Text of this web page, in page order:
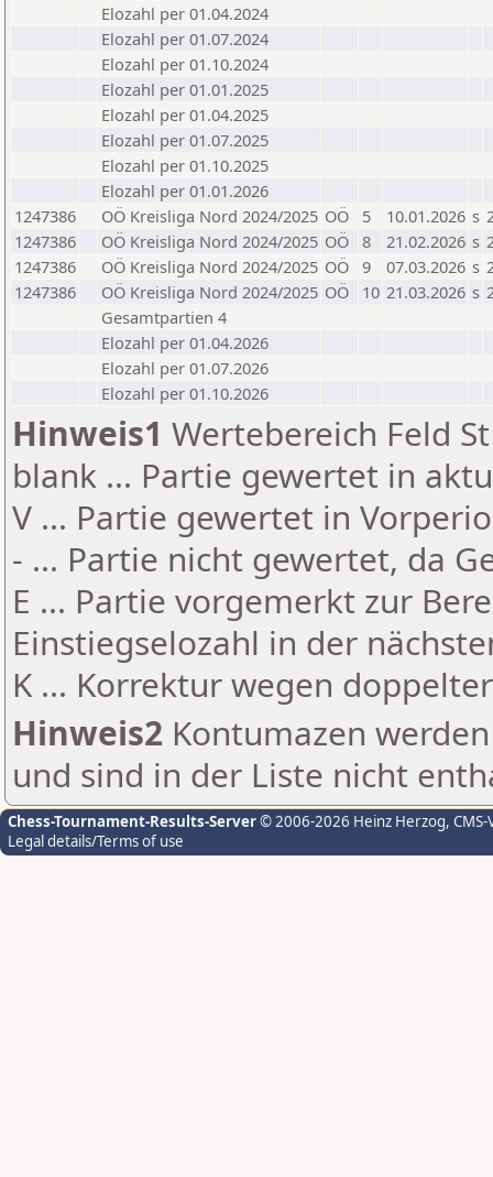
Elozahl per 01.04.2024
Elozahl per 01.07.2024
Elozahl per 01.10.2024
Elozahl per 01.01.2025
Elozahl per 01.04.2025
Elozahl per 01.07.2025
Elozahl per 01.10.2025
Elozahl per 01.01.2026
1247386
OÖ Kreisliga Nord 2024/2025 OÖ 5 10.01.2026 s
1247386
OÖ Kreisliga Nord 2024/2025 OÖ 8 21.02.2026 s
1247386
OÖ Kreisliga Nord 2024/2025 OÖ 9 07.03.2026 s
1247386
OÖ Kreisliga Nord 2024/2025 OÖ 10 21.03.2026 s
Gesamtpartien 4
Elozahl per 01.04.2026
Elozahl per 01.07.2026
Elozahl per 01.10.2026
Hinweis1 Wertebereich Feld
blank ... Partie gewertet in
V ... Partie gewertet in
- ... Partie nicht gewertet, da
E ... Partie vorgemerkt zur
Einstiegselozahl in der
K ... Korrektur wegen
Hinweis2 Kontumazen
und sind in der Liste nicht
Chess-Tournament-Results-Server© 2006-2026 Heinz Herzog,
Legal details/Terms of use